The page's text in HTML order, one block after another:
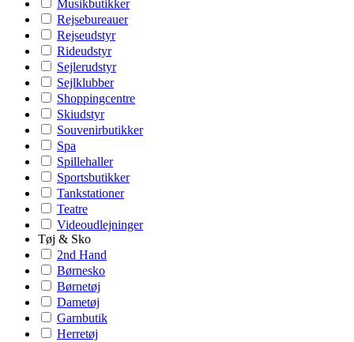
Musikbutikker
Rejsebureauer
Rejseudstyr
Rideudstyr
Sejlerudstyr
Sejlklubber
Shoppingcentre
Skiudstyr
Souvenirbutikker
Spa
Spillehaller
Sportsbutikker
Tankstationer
Teatre
Videoudlejninger
Tøj & Sko
2nd Hand
Børnesko
Børnetøj
Dametøj
Garnbutik
Herretøj